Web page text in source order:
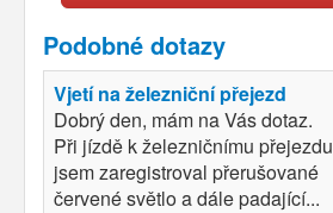
Podobné dotazy
Vjetí na železniční přejezd
Dobrý den, mám na Vás dotaz.
Při jízdě k železničnímu přejezdu
jsem zaregistroval přerušované
červené světlo a dále padající...